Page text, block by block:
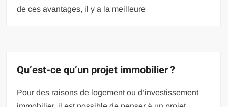
de ces avantages, il y a la meilleure
Qu’est-ce qu’un projet immobilier ?
Pour des raisons de logement ou d’investissement